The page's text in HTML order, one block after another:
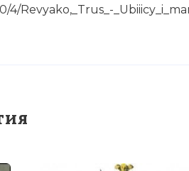
Revyako,_Trus_-